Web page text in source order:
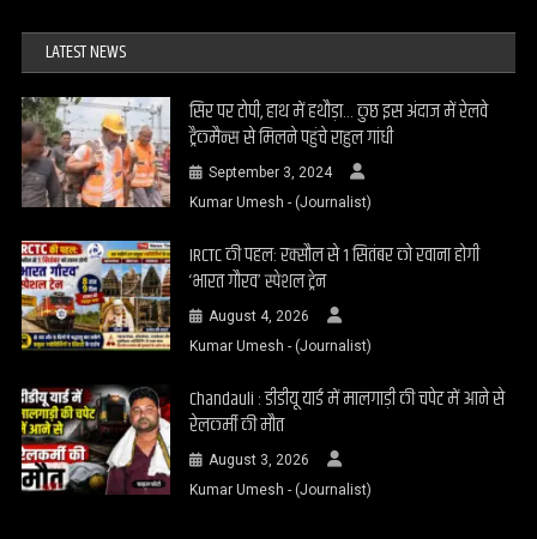
LATEST NEWS
सिर पर टोपी, हाथ में हथौड़ा… कुछ इस अंदाज में रेलवे
ट्रैकमैन्स से मिलने पहुंचे राहुल गांधी
September 3, 2024
Kumar Umesh - (Journalist)
IRCTC की पहल: रक्सौल से 1 सितंबर को रवाना होगी
‘भारत गौरव’ स्पेशल ट्रेन
August 4, 2026
Kumar Umesh - (Journalist)
Chandauli : डीडीयू यार्ड में मालगाड़ी की चपेट में आने से
रेलकर्मी की मौत
August 3, 2026
Kumar Umesh - (Journalist)